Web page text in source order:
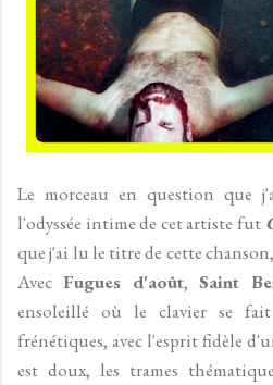
Le morceau en question que
l'odyssée intime de cet artiste fut
que j'ai lu le titre de cette
Avec Fugues d'août, Saint
ensoleillé où le clavier se
frénétiques, avec l'esprit fidèle
est doux, les trames